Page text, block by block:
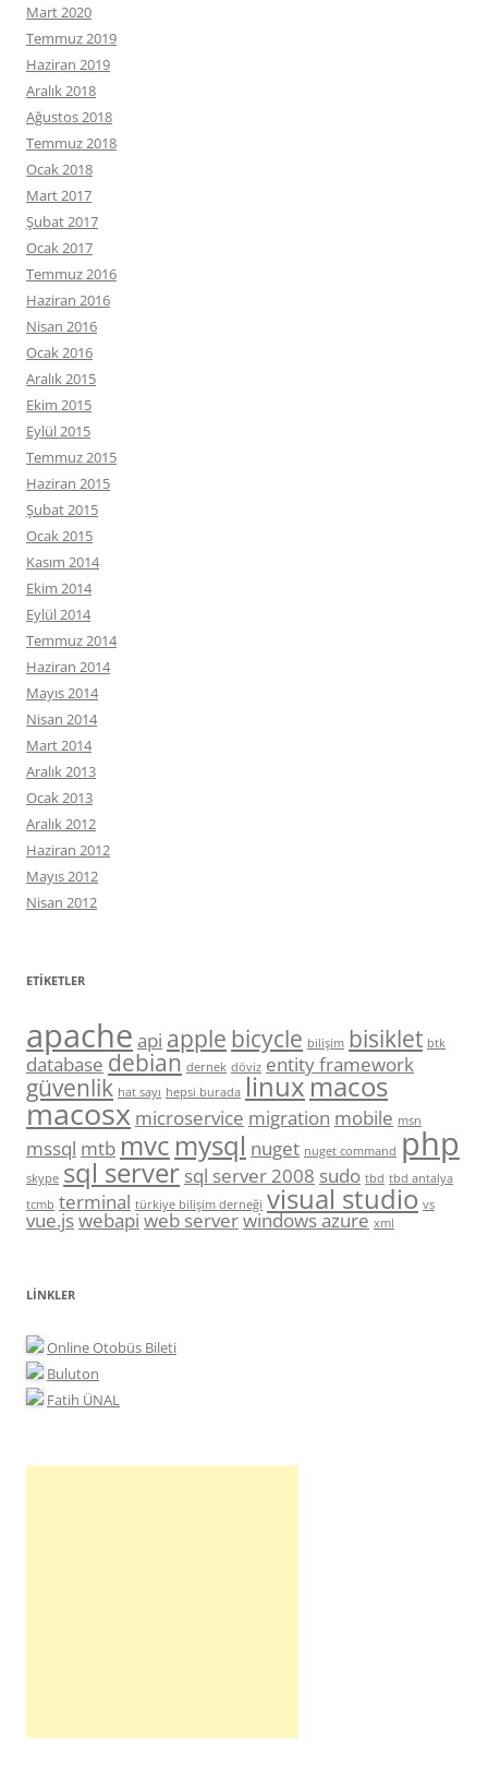
Mart 2020
Temmuz 2019
Haziran 2019
Aralık 2018
Ağustos 2018
Temmuz 2018
Ocak 2018
Mart 2017
Şubat 2017
Ocak 2017
Temmuz 2016
Haziran 2016
Nisan 2016
Ocak 2016
Aralık 2015
Ekim 2015
Eylül 2015
Temmuz 2015
Haziran 2015
Şubat 2015
Ocak 2015
Kasım 2014
Ekim 2014
Eylül 2014
Temmuz 2014
Haziran 2014
Mayıs 2014
Nisan 2014
Mart 2014
Aralık 2013
Ocak 2013
Aralık 2012
Haziran 2012
Mayıs 2012
Nisan 2012
ETIKETLER
apache api apple bicycle bilişim bisiklet btk
database debian dernek döviz entity framework
güvenlik hat sayı hepsi burada linuxmacos
macosx microservice migration mobile msn
mssql mtb mvc mysql nuget nuget command php
skype sql server sql server 2008 sudo tbd tbd antalya
tcmb terminal türkiye bilişim derneği visual studio vs
vue.jswebapiweb serverwindows azure xml
LINKLER
Online Otobüs Bileti
Buluton
Fatih ÜNAL